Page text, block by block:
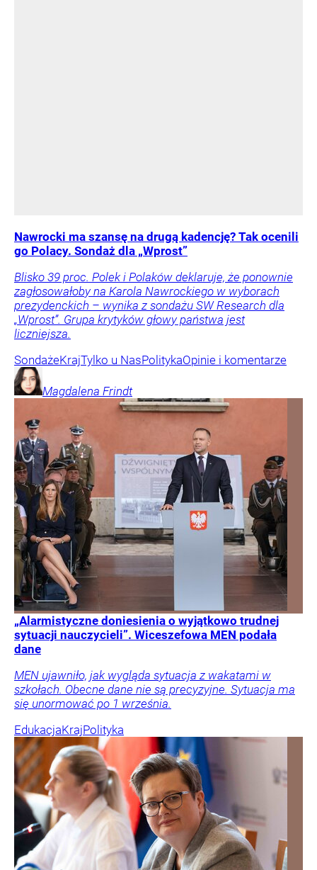
Nawrocki ma szansę na drugą kadencję? Tak ocenili
go Polacy. Sondaż dla „Wprost”
Blisko 39 proc. Polek i Polaków deklaruje, że ponownie
zagłosowałoby na Karola Nawrockiego w wyborach
prezydenckich – wynika z sondażu SW Research dla
„Wprost”. Grupa krytyków głowy państwa jest
liczniejsza.
SondażeKrajTylko u NasPolitykaOpinie i komentarze
Magdalena Frindt
„Alarmistyczne doniesienia o wyjątkowo trudnej
sytuacji nauczycieli”. Wiceszefowa MEN podała
dane
MEN ujawniło, jak wygląda sytuacja z wakatami w
szkołach. Obecne dane nie są precyzyjne. Sytuacja ma
się unormować po 1 września.
EdukacjaKrajPolityka